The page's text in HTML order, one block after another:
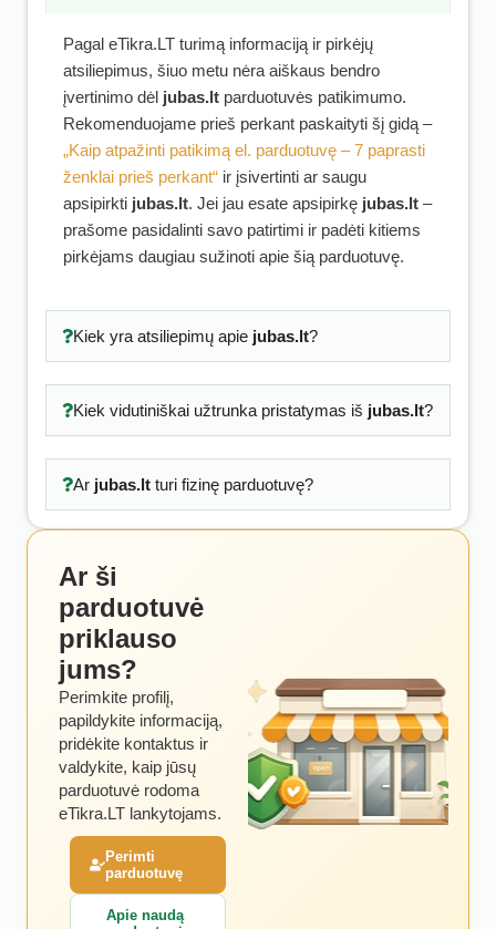
Pagal eTikra.LT turimą informaciją ir pirkėjų
atsiliepimus, šiuo metu nėra aiškaus bendro
įvertinimo dėl jubas.lt parduotuvės patikimumo.
Rekomenduojame prieš perkant paskaityti šį gidą –
„Kaip atpažinti patikimą el. parduotuvę – 7 paprasti
ženklai prieš perkant“ ir įsivertinti ar saugu
apsipirkti jubas.lt. Jei jau esate apsipirkę jubas.lt –
prašome pasidalinti savo patirtimi ir padėti kitiems
pirkėjams daugiau sužinoti apie šią parduotuvę.
Kiek yra atsiliepimų apie jubas.lt?
Kiek vidutiniškai užtrunka pristatymas iš jubas.lt?
Ar jubas.ltturi fizinę parduotuvę?
Ar ši
parduotuvė
priklauso
jums?
Perimkite profilį,
papildykite informaciją,
pridėkite kontaktus ir
valdykite, kaip jūsų
parduotuvė rodoma
eTikra.LT lankytojams.
Perimti
parduotuvę
Apie naudą